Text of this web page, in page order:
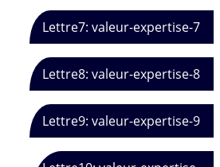
Lettre7: valeur-expertise-7
Lettre8: valeur-expertise-8
Lettre9: valeur-expertise-9